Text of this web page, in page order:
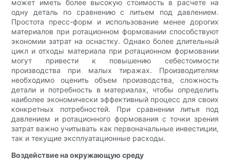
может иметь более высокую стоимость в расчете на
одну деталь по сравнению с литьем под давлением.
Простота пресс-форм и использование менее дорогих
материалов при ротационном формовании способствуют
экономии затрат на оснастку. Однако более длительный
цикл и отходы материала при ротационном формовании
могут привести к повышению себестоимости
производства при малых тиражах. Производителям
необходимо оценить объем производства, сложность
детали и потребность в материалах, чтобы определить
наиболее экономически эффективный процесс для своих
конкретных потребностей. При сравнении литья под
давлением и ротационного формования с точки зрения
затрат важно учитывать как первоначальные инвестиции,
так и текущие эксплуатационные расходы.
Воздействие на окружающую среду